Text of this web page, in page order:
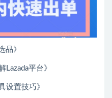
品》
平台》
设置技巧》